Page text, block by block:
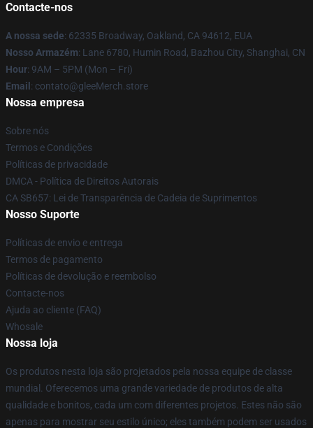
Contacte-nos
A nossa sede: 62335 Broadway, Oakland, CA 94612, EUA
Nosso Armazém: Lane 6780, Humin Road, Bazhou City, Shanghai, CN
Hour: 9AM – 5PM (Mon – Fri)
Email : contato@gleeMerch.store
Nossa empresa
Sobre nós
Termos e Condições
Políticas de privacidade
DMCA - Política de Direitos Autorais
CA SB657: Lei de Transparência de Cadeia de Suprimentos
Nosso Suporte
Políticas de envio e entrega
Termos de pagamento
Políticas de devolução e reembolso
Contacte-nos
Ajuda ao cliente (FAQ)
Whosale
Nossa loja
Os produtos nesta loja são projetados pela nossa equipe de classe
mundial. Oferecemos uma grande variedade de produtos de alta
qualidade e bonitos, cada um com diferentes projetos. Estes não são
apenas para mostrar seu estilo único; eles também podem ser usados